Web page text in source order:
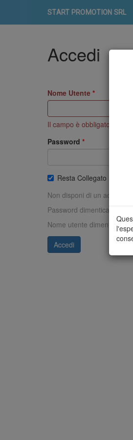
START PROMOTION SRL
Accedi
Nome Utente
Il campo è obbligatorio
Password
Resta Collegato
Non disponi di un account?
Password dimenticata?
Nome utente dimenticato?
Accedi